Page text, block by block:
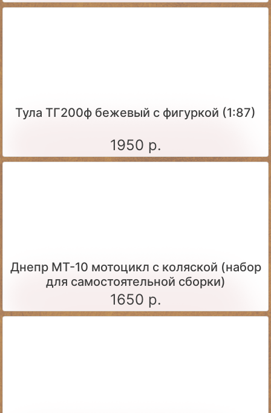
Тула ТГ200ф бежевый с фигуркой (1:87)
1950 р.
Днепр МТ-10 мотоцикл с коляской (набор
для самостоятельной сборки)
1650 р.